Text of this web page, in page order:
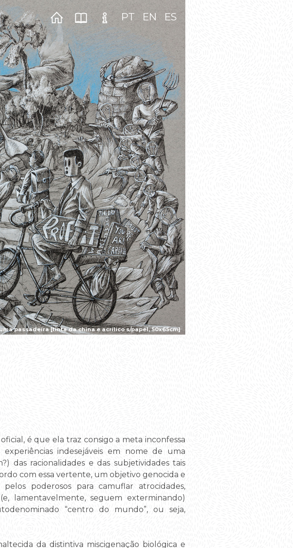
passadeira [tinta da china e acrílico s/papel, 50x65cm]
PT EN ES
é que ela traz consigo a meta inconfessa
indesejáveis em nome de uma
das racionalidades e das subjetividades tais
com essa vertente, um objetivo genocida e
poderosos para camuflar atrocidades,
lamentavelmente, seguem exterminando)
“centro do mundo”, ou seja,
da distintiva miscigenação biológica e